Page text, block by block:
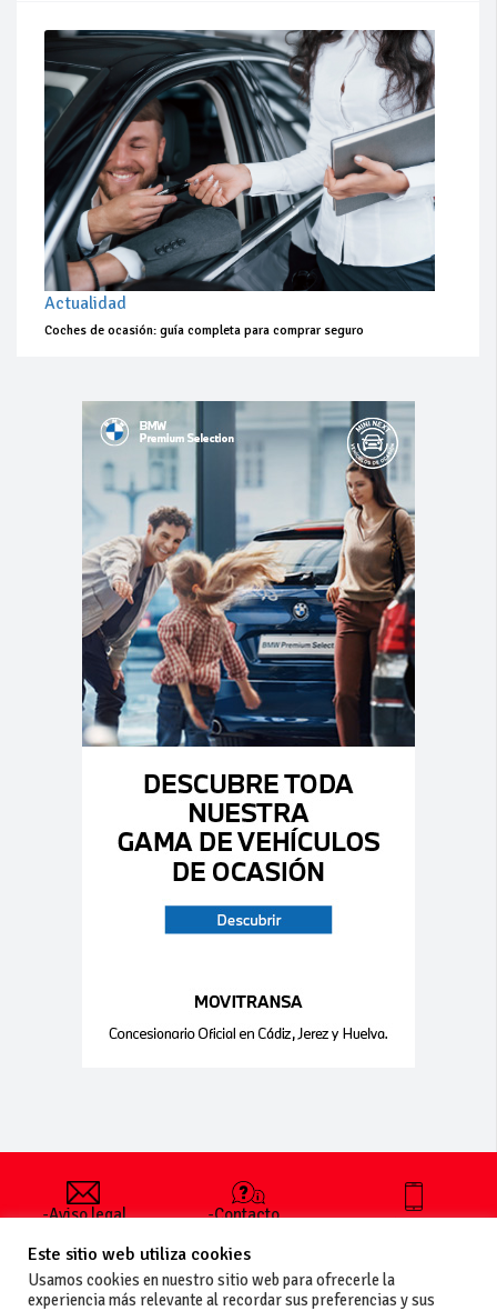
Actualidad
Coches de ocasión: guía completa para comprar seguro
-Aviso legal
generales
de uso
-Contacto
publicar un
anuncio
-Vende+
+34 627 35
Este sitio web utiliza cookies
Usamos cookies en nuestro sitio web para ofrecerle la
experiencia más relevante al recordar sus preferencias y sus